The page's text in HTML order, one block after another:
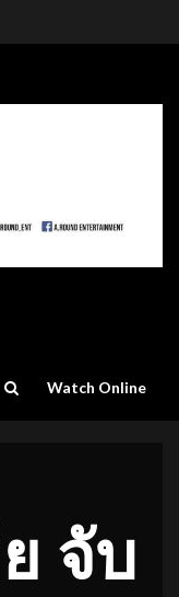
Watch Online
จับ